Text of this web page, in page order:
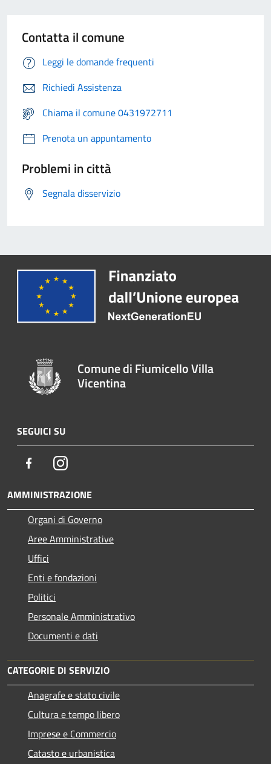
Contatta il comune
Leggi le domande frequenti
Richiedi Assistenza
Chiama il comune 0431972711
Prenota un appuntamento
Problemi in città
Segnala disservizio
Comune di Fiumicello Villa
Vicentina
SEGUICI SU
FacebookInstagram
AMMINISTRAZIONE
Organi di Governo
Aree Amministrative
Uffici
Enti e fondazioni
Politici
Personale Amministrativo
Documenti e dati
CATEGORIE DI SERVIZIO
Anagrafe e stato civile
Cultura e tempo libero
Imprese e Commercio
Catasto e urbanistica